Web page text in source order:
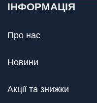
ІНФОРМАЦІЯ
Про нас
Новини
Акції та знижки